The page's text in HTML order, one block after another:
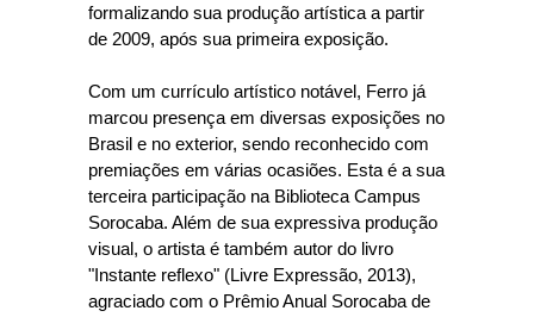
formalizando sua produção artística a partir
de 2009, após sua primeira exposição.
Com um currículo artístico notável, Ferro já
marcou presença em diversas exposições no
Brasil e no exterior, sendo reconhecido com
premiações em várias ocasiões. Esta é a sua
terceira participação na Biblioteca Campus
Sorocaba. Além de sua expressiva produção
visual, o artista é também autor do livro
"Instante reflexo" (Livre Expressão, 2013),
agraciado com o Prêmio Anual Sorocaba de